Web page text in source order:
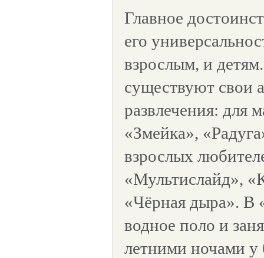
Главное
его
взрослым, и
существуют свои
развлечения: для
«Змейка»,
взрослых
«Мультислайд»,
«Чёрная дыра». В
водное поло и
летними ночами у